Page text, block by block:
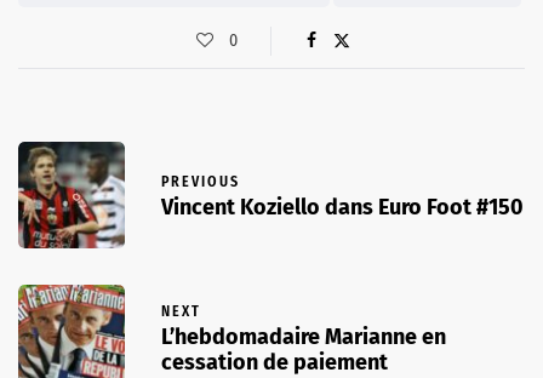
0
PREVIOUS
Vincent Koziello dans Euro Foot #150
NEXT
L’hebdomadaire Marianne en
cessation de paiement